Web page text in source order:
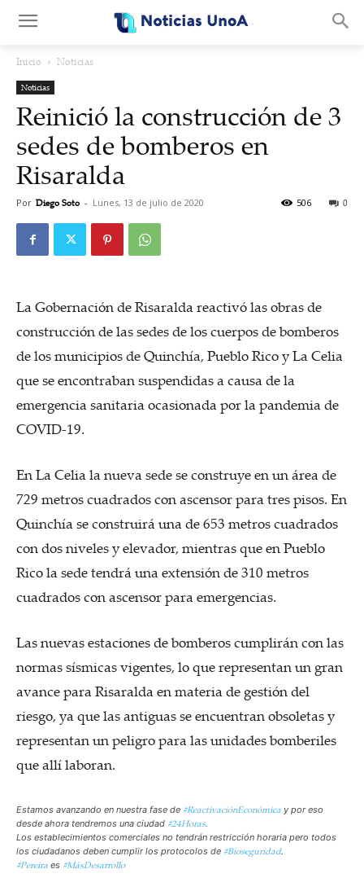
Inicio Noticias
Noticias
Reinició la construcción de 3
sedes de bomberos en
Risaralda
Por Diego Soto - Lunes, 13 de julio de 2020 0
506
La Gobernación de Risaralda reactivó las obras de
construcción de las sedes de los cuerpos de bomberos
de los municipios de Quinchía, Pueblo Rico y La Celia
que se encontraban suspendidas a causa de la
emergencia sanitaria ocasionada por la pandemia de
COVID-19.
En La Celia la nueva sede se construye en un área de
729 metros cuadrados con ascensor para tres pisos. En
Quinchía se construirá una de 653 metros cuadrados
con dos niveles y elevador, mientras que en Pueblo
Rico la sede tendrá una extensión de 310 metros
cuadrados con ascensor para emergencias.
Las nuevas estaciones de bomberos cumplirán con las
normas sísmicas vigentes, lo que representan un gran
avance para Risaralda en materia de gestión del
riesgo, ya que las antiguas se encuentran obsoletas y
representan un peligro para las unidades bomberiles
que allí laboran.
Estamos avanzando en nuestra fase de #ReactivaciónEconómica y por eso
desde ahora tendremos una ciudad #24Horas.
Los establecimientos comerciales no tendrán restricción horaria pero todos
los ciudadanos deben cumplir los protocolos de #Bioseguridad.
#Pereira es #MásDesarrollo